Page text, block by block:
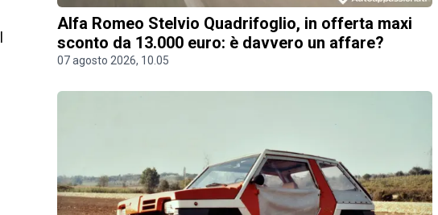
Alfa Romeo Stelvio Quadrifoglio, in offerta maxi
sconto da 13.000 euro: è davvero un affare?
07 agosto 2026, 10.05